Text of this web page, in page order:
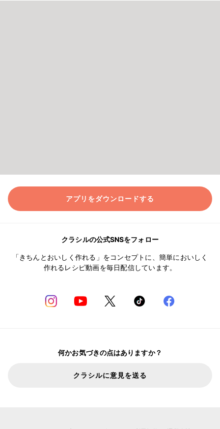
アプリをダウンロードする
クラシルの公式SNSをフォロー
「きちんとおいしく作れる」をコンセプトに、簡単においしく
作れるレシピ動画を毎日配信しています。
何かお気づきの点はありますか？
クラシルに意見を送る